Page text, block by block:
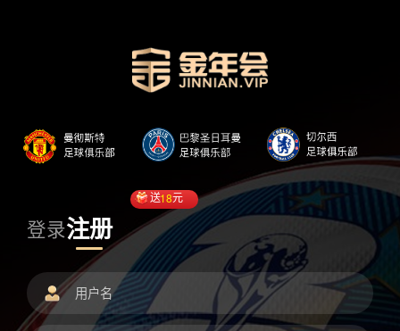
登录注册
送18元